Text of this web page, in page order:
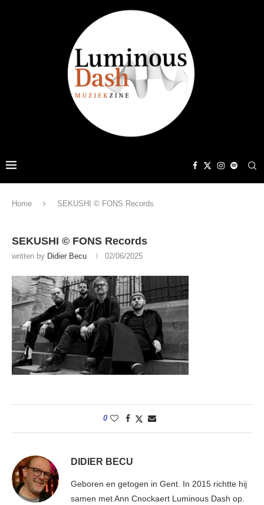
Home SEKUSHI © FONS Records
SEKUSHI © FONS Records
written by Didier Becu 02/06/2025
0
DIDIER BECU
Geboren en getogen in Gent. In 2015 richtte hij
samen met Ann Cnockaert Luminous Dash op.